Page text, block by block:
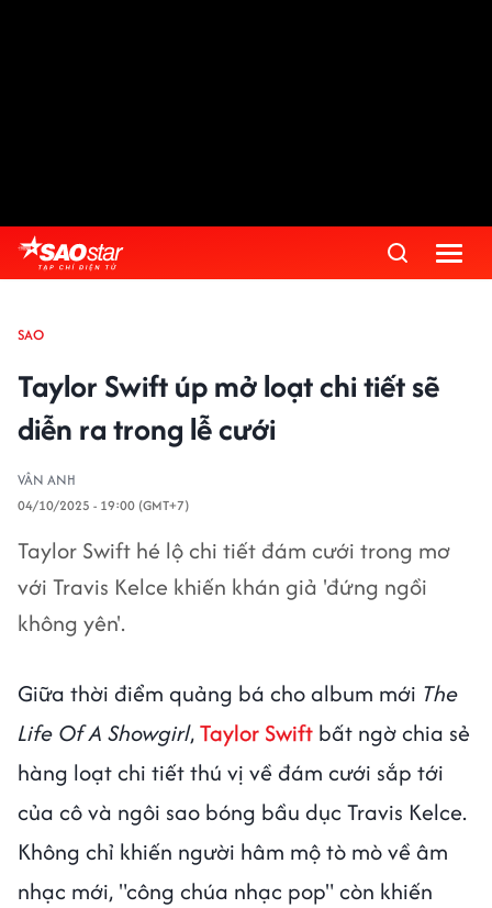
SAO
Taylor Swift úp mở loạt chi tiết sẽ
diễn ra trong lễ cưới
VÂN ANH
04/10/2025 - 19:00 (GMT+7)
Taylor Swift hé lộ chi tiết đám cưới trong mơ
với Travis Kelce khiến khán giả 'đứng ngồi
không yên'.
Giữa thời điểm quảng bá cho album mới The
Life Of A Showgirl,Taylor Swift bất ngờ chia sẻ
hàng loạt chi tiết thú vị về đám cưới sắp tới
của cô và ngôi sao bóng bầu dục Travis Kelce.
Không chỉ khiến người hâm mộ tò mò về âm
nhạc mới, "công chúa nhạc pop" còn khiến